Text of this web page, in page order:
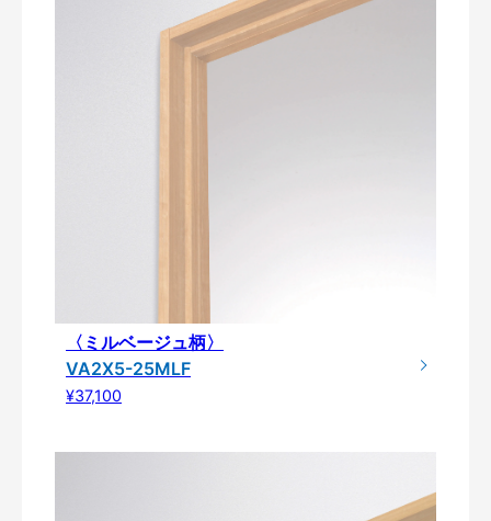
〈ミルベージュ柄〉
VA2X5-25MLF
¥37,100